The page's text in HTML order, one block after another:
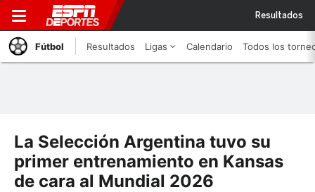
Resultados
Fútbol Resultados Ligas Calendario Todos los
La Selección Argentina tuvo su
primer entrenamiento en Kansas
de cara al Mundial 2026